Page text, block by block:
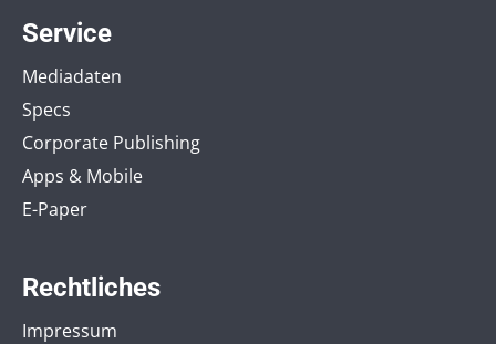
Service
Mediadaten
Specs
Corporate Publishing
Apps & Mobile
E-Paper
Rechtliches
Impressum